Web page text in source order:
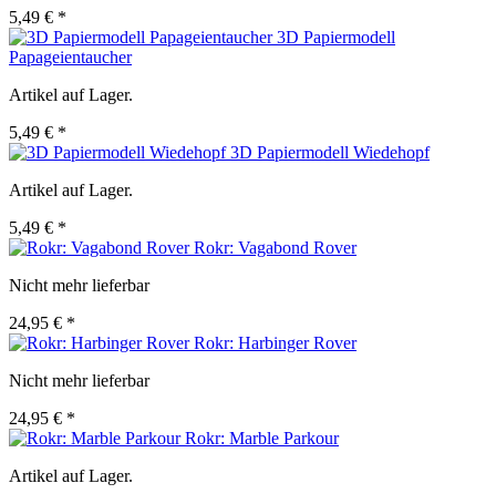
5,49 € *
3D Papiermodell
Papageientaucher
Artikel auf Lager.
5,49 € *
3D Papiermodell Wiedehopf
Artikel auf Lager.
5,49 € *
Rokr: Vagabond Rover
Nicht mehr lieferbar
24,95 € *
Rokr: Harbinger Rover
Nicht mehr lieferbar
24,95 € *
Rokr: Marble Parkour
Artikel auf Lager.